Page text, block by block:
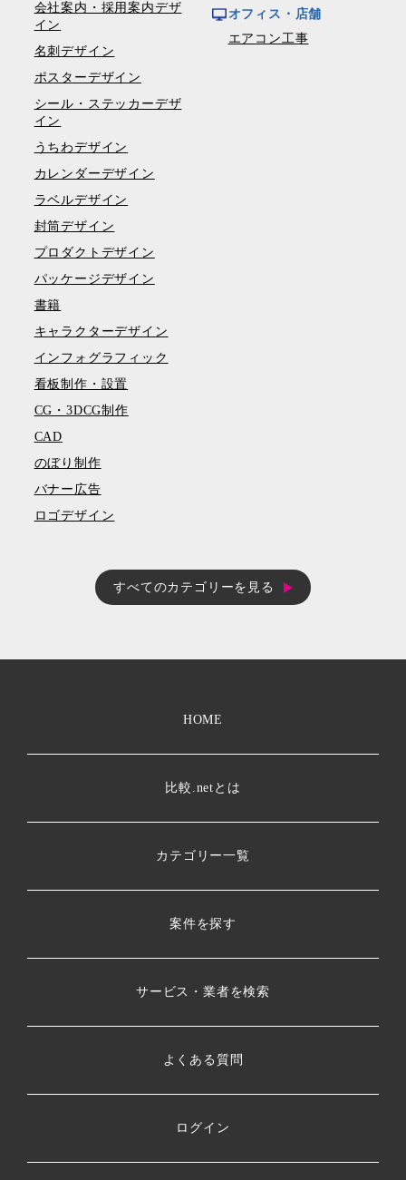
会社案内・採用案内デザ
イン
名刺デザイン
ポスターデザイン
シール・ステッカーデザ
イン
うちわデザイン
カレンダーデザイン
ラベルデザイン
封筒デザイン
プロダクトデザイン
パッケージデザイン
書籍
キャラクターデザイン
インフォグラフィック
看板制作・設置
CG・3DCG制作
CAD
のぼり制作
バナー広告
ロゴデザイン
オフィス・店舗
エアコン工事
すべてのカテゴリーを見る
HOME
比較.netとは
カテゴリー一覧
案件を探す
サービス・業者を検索
よくある質問
ログイン